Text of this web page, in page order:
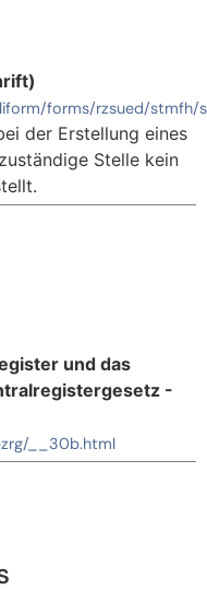
forms/rzsued/
der Erstellung eines
Stelle kein
und das
-
__30b.html